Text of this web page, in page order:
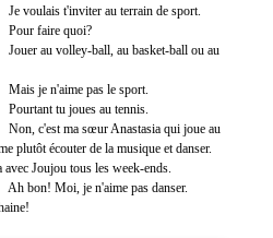
Je voulais t'inviter au terrain de sport.
Pour faire quoi?
Jouer au volley-ball, au basket-ball ou au
Mais je n'aime pas le sport.
Pourtant tu joues au tennis.
Non, c'est ma sœur Anastasia qui joue au
plutôt écouter de la musique et danser.
avec Joujou tous les week-ends.
Ah bon! Moi, je n'aime pas danser.